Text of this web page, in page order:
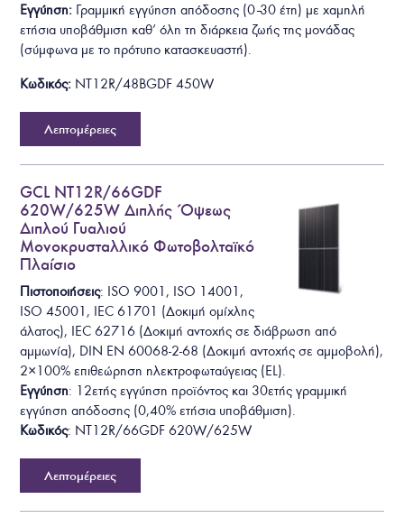
Εγγύηση: Γραμμική εγγύηση απόδοσης (0–30 έτη) με χαμηλή
ετήσια υποβάθμιση καθ’ όλη τη διάρκεια ζωής της μονάδας
(σύμφωνα με το πρότυπο κατασκευαστή).
Κωδικός: NT12R/48BGDF 450W
Λεπτομέρειες
GCL NT12R/66GDF
620W/625W Διπλής Όψεως
Διπλού Γυαλιού
Μονοκρυσταλλικό Φωτοβολταϊκό
Πλαίσιο
Πιστοποιήσεις: ISO 9001, ISO 14001,
ISO 45001, IEC 61701 (Δοκιμή ομίχλης
άλατος), IEC 62716 (Δοκιμή αντοχής σε διάβρωση από
αμμωνία), DIN EN 60068-2-68 (Δοκιμή αντοχής σε αμμοβολή),
2×100% επιθεώρηση ηλεκτροφωταύγειας (EL).
Εγγύηση: 12ετής εγγύηση προϊόντος και 30ετής γραμμική
εγγύηση απόδοσης (0,40% ετήσια υποβάθμιση).
Κωδικός: NT12R/66GDF 620W/625W
Λεπτομέρειες